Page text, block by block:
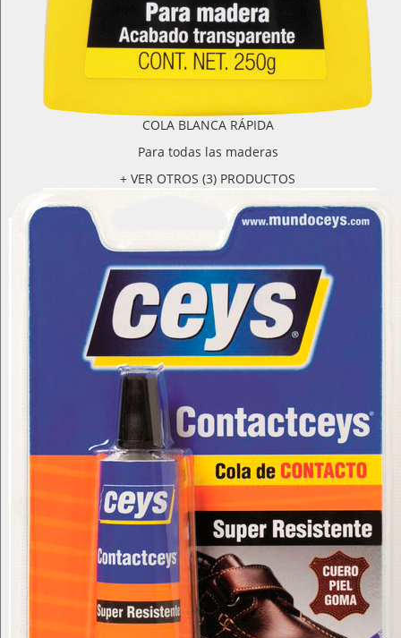
COLA BLANCA RÁPIDA
Para todas las maderas
+ VER OTROS (3) PRODUCTOS